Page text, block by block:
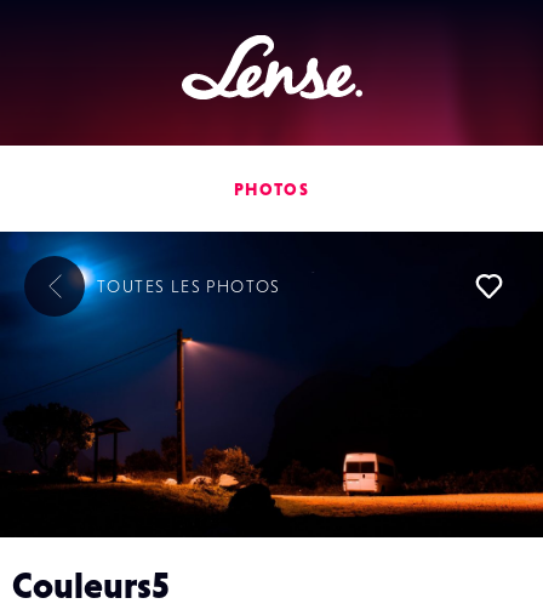
Lense
PHOTOS
Couleurs5
TOUTES LES PHOTOS